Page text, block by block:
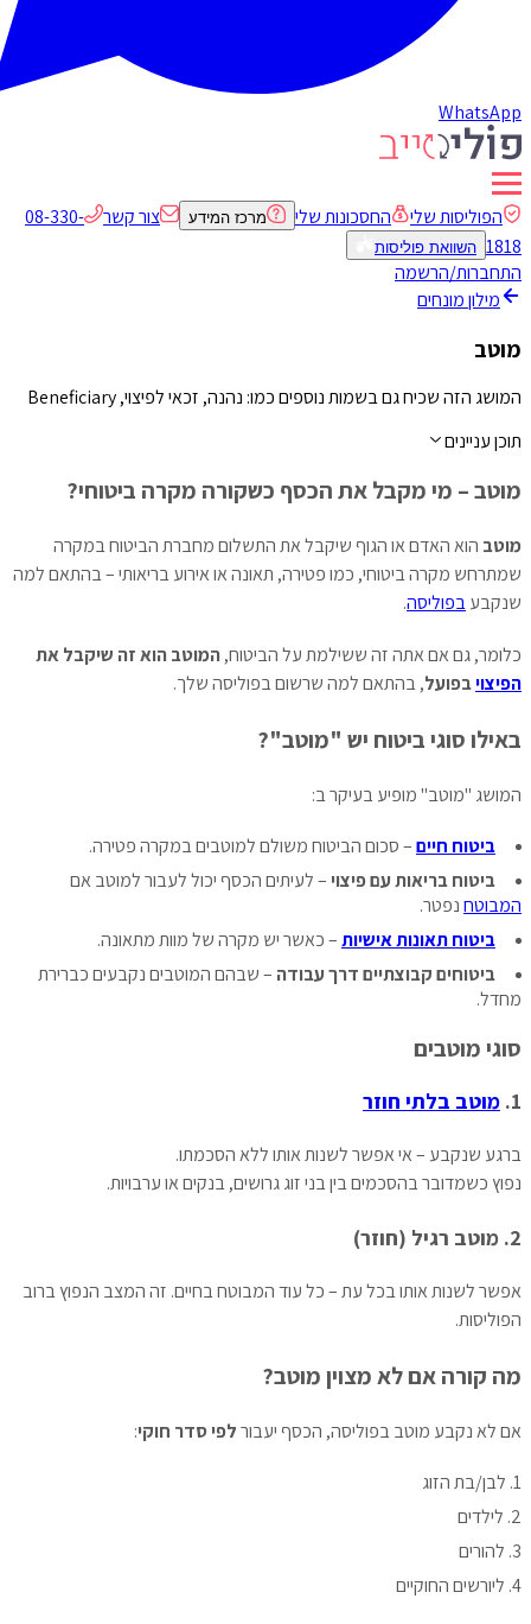
WhatsApp
הפוליסות שלי החסכונות שלי מרכז המידע צור קשר
08-330-
1818
השוואת פוליסות
התחברות/הרשמה
מילון מונחים
מוטב
המושג הזה שכיח גם בשמות נוספים כמו: נהנה, זכאי לפיצוי, Beneficiary
תוכן עניינים
מוטב – מי מקבל את הכסף כשקורה מקרה ביטוחי?
מוטבהוא האדם או הגוף שיקבל את התשלום מחברת הביטוח במקרה
שמתרחש מקרה ביטוחי, כמו פטירה, תאונה או אירוע בריאותי – בהתאם למה
שנקבעבפוליסה.
כלומר, גם אם אתה זה ששילמת על הביטוח,המוטב הוא זה שיקבל את
הפיצויבפועל, בהתאם למה שרשום בפוליסה שלך.
באילו סוגי ביטוח יש "מוטב"?
המושג "מוטב" מופיע בעיקר ב:
ביטוח חיים– סכום הביטוח משולם למוטבים במקרה פטירה.
ביטוח בריאות עם פיצוי– לעיתים הכסף יכול לעבור למוטב אם
המבוטחנפטר.
ביטוח תאונות אישיות– כאשר יש מקרה של מוות מתאונה.
ביטוחים קבוצתיים דרך עבודה– שבהם המוטבים נקבעים כברירת
מחדל.
סוגי מוטבים
מוטב בלתי חוזר
ברגע שנקבע – אי אפשר לשנות אותו ללא הסכמתו.
נפוץ כשמדובר בהסכמים בין בני זוג גרושים, בנקים או ערבויות.
2. מוטב רגיל (חוזר)
אפשר לשנות אותו בכל עת – כל עוד המבוטח בחיים. זה המצב הנפוץ ברוב
הפוליסות.
מה קורה אם לא מצוין מוטב?
אם לא נקבע מוטב בפוליסה, הכסף יעבורלפי סדר חוקי:
לבן/בת הזוג
לילדים
להורים
ליורשים החוקיים